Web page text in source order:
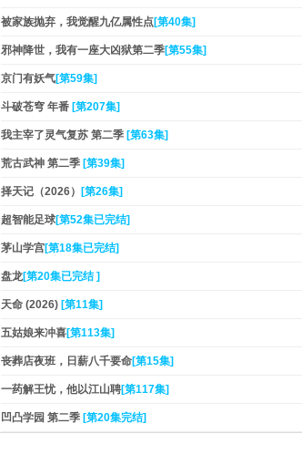
被家族抛弃，我觉醒九亿属性点[第40集]
邪神降世，我有一座大凶狱第二季[第55集]
京门有妖气[第59集]
斗破苍穹 年番 [第207集]
我主宰了灵气复苏 第二季 [第63集]
荒古武神 第二季 [第39集]
择天记（2026） [第26集]
超智能足球[第52集已完结]
茅山学宫[第18集已完结]
盘龙[第20集已完结 ]
天命 (2026) [第11集]
五姑娘来冲喜[第113集]
丧葬店夜班，日薪八千要命[第15集]
一药解王忧，他以江山聘[第117集]
凹凸学园 第二季 [第20集完结]